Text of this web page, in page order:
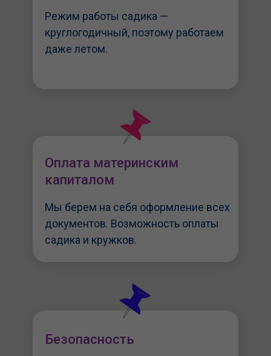
Режим работы садика —
круглогодичный, поэтому работаем
даже летом.
Безопасность
Оплата материнским
капиталом
Мы берем на себя оформление всех
документов. Возможность оплаты
садика и кружков.